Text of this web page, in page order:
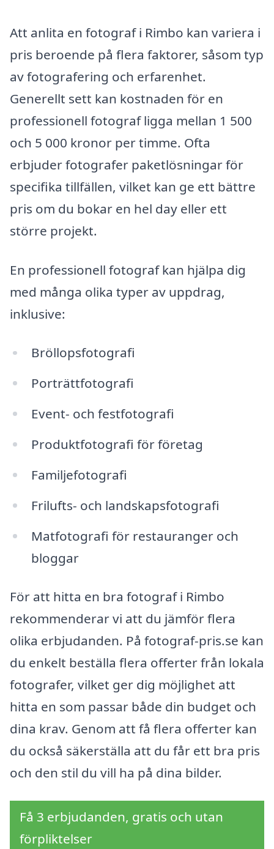
Att anlita en fotograf i Rimbo kan variera i
pris beroende på flera faktorer, såsom typ
av fotografering och erfarenhet.
Generellt sett kan kostnaden för en
professionell fotograf ligga mellan 1 500
och 5 000 kronor per timme. Ofta
erbjuder fotografer paketlösningar för
specifika tillfällen, vilket kan ge ett bättre
pris om du bokar en hel day eller ett
större projekt.
En professionell fotograf kan hjälpa dig
med många olika typer av uppdrag,
inklusive:
Bröllopsfotografi
Porträttfotografi
Event- och festfotografi
Produktfotografi för företag
Familjefotografi
Frilufts- och landskapsfotografi
Matfotografi för restauranger och
bloggar
För att hitta en bra fotograf i Rimbo
rekommenderar vi att du jämför flera
olika erbjudanden. På fotograf-pris.se kan
du enkelt beställa flera offerter från lokala
fotografer, vilket ger dig möjlighet att
hitta en som passar både din budget och
dina krav. Genom att få flera offerter kan
du också säkerställa att du får ett bra pris
och den stil du vill ha på dina bilder.
Få 3 erbjudanden, gratis och utan
förpliktelser